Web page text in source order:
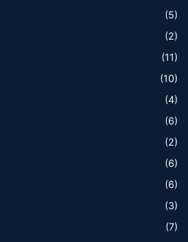
(5)
(2)
(11)
(10)
(4)
(6)
(2)
(6)
(6)
(3)
(7)